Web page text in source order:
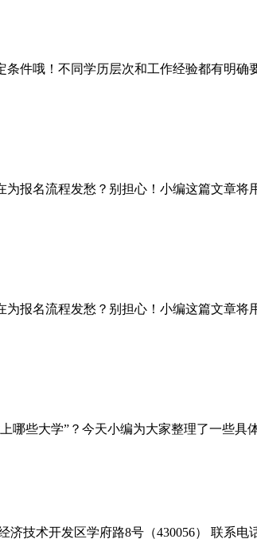
哦！不同学历层次和工作经验都有明确
名流程发愁？别担心！小编这篇文章将
名流程发愁？别担心！小编这篇文章将
些大学”？今天小编为大家整理了一些具
济技术开发区学府路8号（430056） 联系电